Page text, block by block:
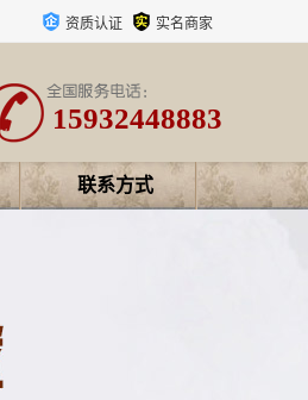
资质认证 实名商家
15932448883
联系方式